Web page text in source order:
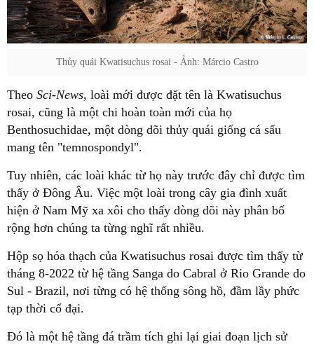
Thủy quái Kwatisuchus rosai - Ảnh: Márcio Castro
Theo Sci-News, loài mới được đặt tên là Kwatisuchus
rosai, cũng là một chi hoàn toàn mới của họ
Benthosuchidae, một dòng dõi thủy quái giống cá sấu
mang tên "temnospondyl".
Tuy nhiên, các loài khác từ họ này trước đây chỉ được tìm
thấy ở Đông Âu. Việc một loài trong cây gia đình xuất
hiện ở Nam Mỹ xa xôi cho thấy dòng dõi này phân bố
rộng hơn chúng ta từng nghĩ rất nhiều.
Hộp sọ hóa thạch của Kwatisuchus rosai được tìm thấy từ
tháng 8-2022 từ hệ tầng Sanga do Cabral ở Rio Grande do
Sul - Brazil, nơi từng có hệ thống sông hồ, đầm lầy phức
tạp thời cổ đại.
Đó là một hệ tầng đá trầm tích ghi lại giai đoạn lịch sử